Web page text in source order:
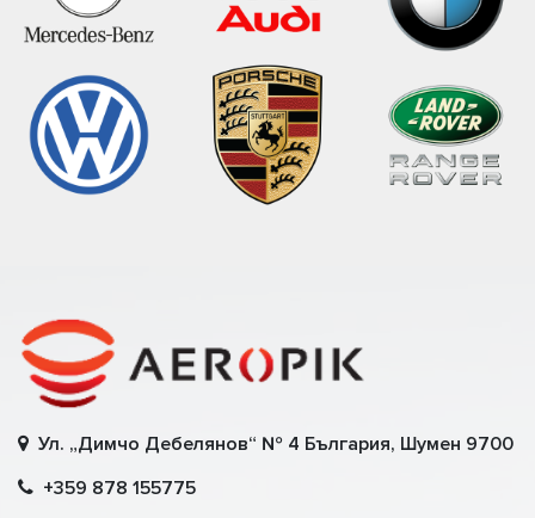
Ул. „Димчо Дебелянов“ № 4 България, Шумен 9700
+359 878 155775